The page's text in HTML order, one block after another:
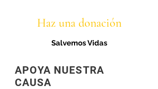
Haz una donación
Salvemos Vidas
APOYA NUESTRA
CAUSA